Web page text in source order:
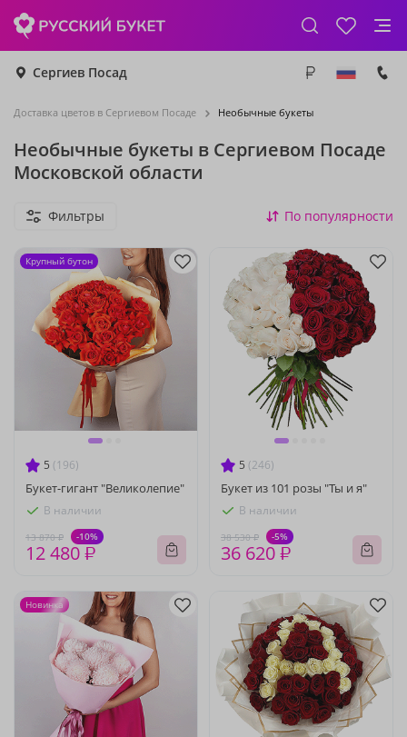
Сергиев Посад
Доставка цветов в Сергиевом Посаде Необычные букеты
Необычные букеты в Сергиевом Посаде
Московской области
Фильтры По популярности
5 (196)
Букет-гигант "Великолепие"
В наличии
13 870 ₽ -10%
12 480 ₽
Крупный бутон
5 (246)
Букет из 101 розы "Ты и я"
В наличии
38 530 ₽ -5%
36 620 ₽
Новинка